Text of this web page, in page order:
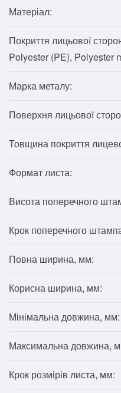
Матеріал:
Покриття лицьової
Polyester (PE), Polyester
Марка металу:
Поверхня лицьової
Товщина покриття
Формат листа:
Висота поперечного
Крок поперечного
Повна ширина, мм:
Корисна ширина, мм:
Мінімальна довжина, мм:
Максимальна довжина,
Крок розмірів листа, мм: